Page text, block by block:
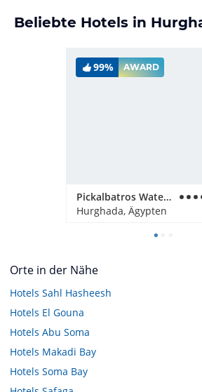
Beliebte Hotels in
99% AWARD
Pickalbatros Water Valley Resort - Neverland Hurghada
Hurghada, Ägypten
Orte in der Nähe
Hotels Sahl Hasheesh
Hotels El Gouna
Hotels Abu Soma
Hotels Makadi Bay
Hotels Soma Bay